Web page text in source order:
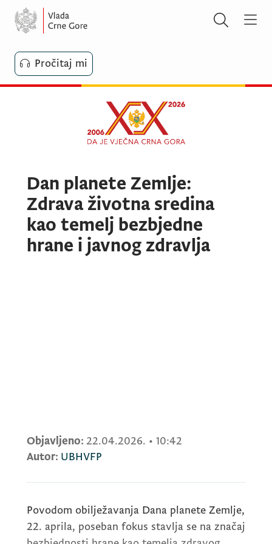
Pročitaj mi
Dan planete Zemlje:
Zdrava životna sredina
kao temelj bezbjedne
hrane i javnog zdravlja
Objavljeno: 22.04.2026. • 10:42
Autor: UBHVFP
Povodom obilježavanja Dana planete Zemlje,
22. aprila, poseban fokus stavlja se na značaj